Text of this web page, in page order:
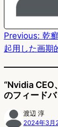
Previous: 乾
起用した画期
“Nvidia CEO
のフィードバ
渡辺 淳
2024年3月